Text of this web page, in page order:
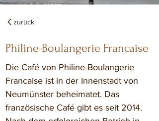
zurück
Philine-Boulangerie Francaise
Die Café von Philine-Boulangerie
Francaise ist in der Innenstadt von
Neumünster beheimatet. Das
französische Café gibt es seit 2014.